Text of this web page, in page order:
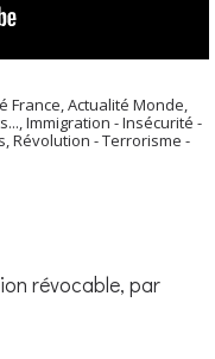
France,Actualité Monde,
,Immigration - Insécurité -
,Révolution - Terrorisme -
révocable, par